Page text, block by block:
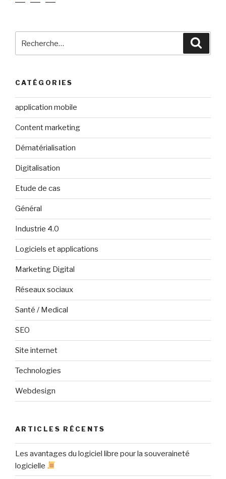
pour
CATÉGORIES
application mobile
Content marketing
Dématérialisation
Digitalisation
Etude de cas
Général
Industrie 4.0
Logiciels et applications
Marketing Digital
Réseaux sociaux
Santé / Medical
SEO
Site internet
Technologies
Webdesign
ARTICLES RÉCENTS
Les avantages du logiciel libre pour la souveraineté
logicielle